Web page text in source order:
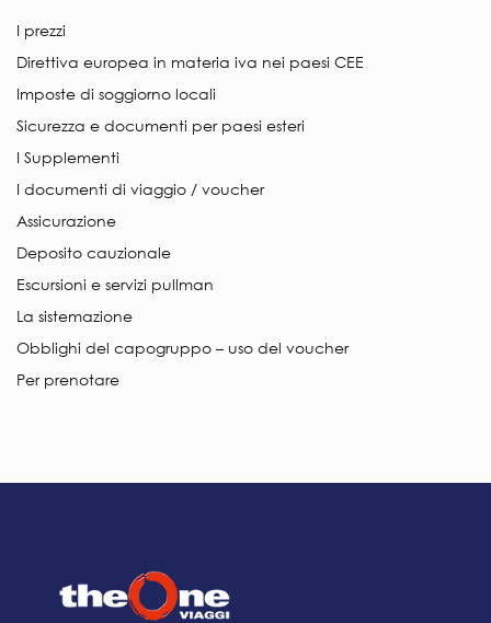
I prezzi
Direttiva europea in materia iva nei paesi CEE
Imposte di soggiorno locali
Sicurezza e documenti per paesi esteri
I Supplementi
I documenti di viaggio / voucher
Assicurazione
Deposito cauzionale
Escursioni e servizi pullman
La sistemazione
Obblighi del capogruppo – uso del voucher
Per prenotare